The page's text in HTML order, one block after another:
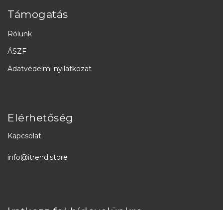
Támogatás
Rólunk
ÁSZF
Adatvédelmi nyilatkozat
Elérhetőség
Kapcsolat
info@itrend.store